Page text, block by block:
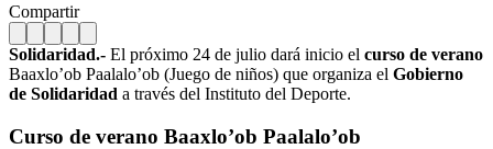
Compartir
Solidaridad.- El próximo 24 de julio dará inicio el curso de verano
Baaxlo’ob Paalalo’ob (Juego de niños) que organiza el Gobierno
de Solidaridad a través del Instituto del Deporte.
Curso de verano Baaxlo’ob Paalalo’ob